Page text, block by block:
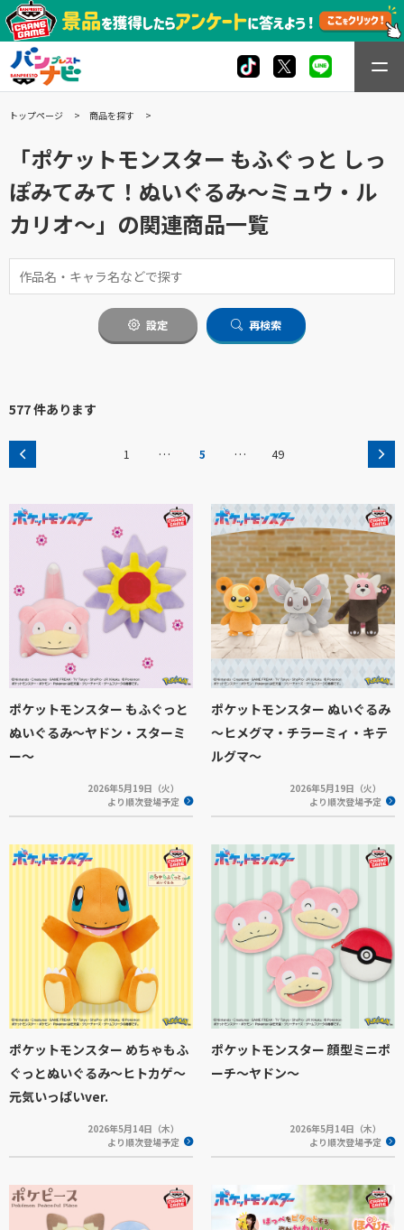
トップページ 商品を探す
「ポケットモンスター もふぐっと しっ
ぽみてみて！ぬいぐるみ～ミュウ・ル
カリオ～」の関連商品一覧
設定 再検索
577 件あります
1 … 5 … 49
ポケットモンスター もふぐっと
ぬいぐるみ～ヤドン・スターミ
ー～
2026年5月19日（火）
より順次登場予定
ポケットモンスター ぬいぐるみ
～ヒメグマ・チラーミィ・キテ
ルグマ～
2026年5月19日（火）
より順次登場予定
ポケットモンスター めちゃもふ
ぐっとぬいぐるみ～ヒトカゲ～
元気いっぱいver.
2026年5月14日（木）
より順次登場予定
ポケットモンスター 顔型ミニポ
ーチ～ヤドン～
2026年5月14日（木）
より順次登場予定